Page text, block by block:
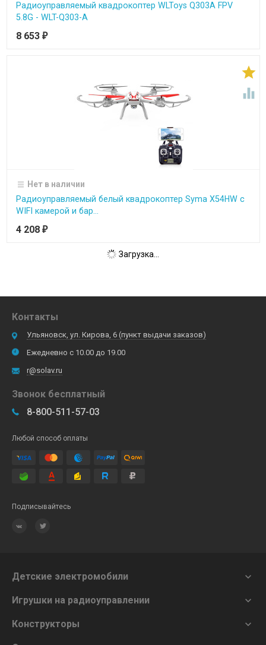
Радиоуправляемый квадрокоптер WLToys Q303A FPV
5.8G - WLT-Q303-A
8 653 ₽


Нет в наличии
Радиоуправляемый белый квадрокоптер Syma X54HW с
WIFI камерой и бар...
4 208 ₽
Загрузка...
Контакты
Ульяновск, ул. Кирова, 6 (пункт выдачи заказов)
Ежедневно с 10.00 до 19.00
r@solav.ru
Звонок бесплатный
8-800-511-57-03
Любой способ оплаты
Подписывайтесь
Детские электромобили 
Игрушки на радиоуправлении 
Конструкторы 